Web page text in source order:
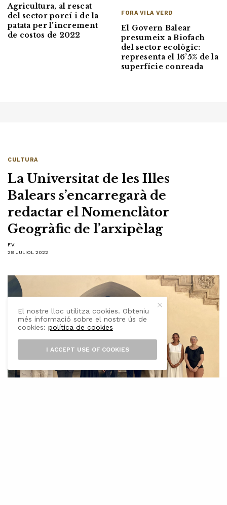
Agricultura, al rescat
del sector porcí i de la
patata per l’increment
de costos de 2022
FORA VILA VERD
El Govern Balear
presumeix a Biofach
del sector ecològic:
representa el 16’5% de la
superfície conreada
CULTURA
La Universitat de les Illes
Balears s’encarregarà de
redactar el Nomenclàtor
Geogràfic de l’arxipèlag
F.V.
28 JULIOL 2022
El nostre lloc utilitza cookies. Obteniu
més informació sobre el nostre ús de
cookies:política de cookies
I ACCEPT USE OF COOKIES